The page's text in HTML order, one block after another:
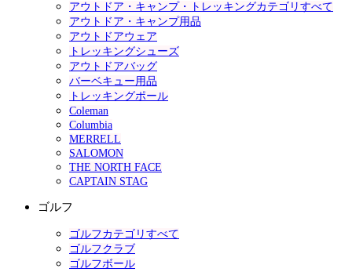
アウトドア・キャンプ・トレッキングカテゴリすべて
アウトドア・キャンプ用品
アウトドアウェア
トレッキングシューズ
アウトドアバッグ
バーベキュー用品
トレッキングポール
Coleman
Columbia
MERRELL
SALOMON
THE NORTH FACE
CAPTAIN STAG
ゴルフ
ゴルフカテゴリすべて
ゴルフクラブ
ゴルフボール